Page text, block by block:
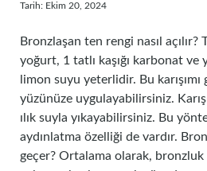
Tarih: Ekim 20, 2024
Bronzlaşan ten rengi nasıl açılır?
yoğurt, 1 tatlı kaşığı karbonat ve
limon suyu yeterlidir. Bu
yüzünüze uygulayabilirsiniz.
ılık suyla yıkayabilirsiniz. Bu
aydınlatma özelliği de vardır.
geçer? Ortalama olarak,